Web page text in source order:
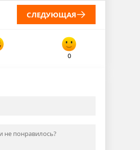
СЛЕДУЮЩАЯ
0